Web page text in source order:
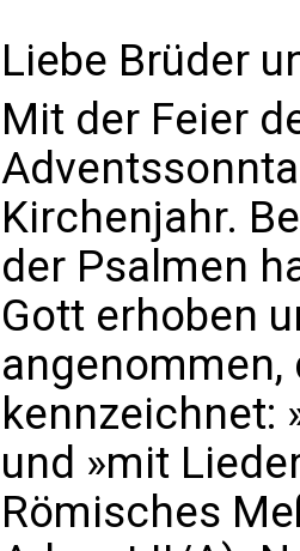
Liebe Brüder
Mit der Feier
Kirchenjahr.
der Psalmen
Gott erhoben
angenommen,
kennzeichnet:
und »mit
Römisches